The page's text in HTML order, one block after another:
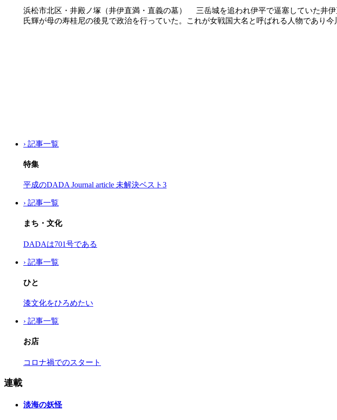
浜松市北区・井殿ノ塚（井伊直満・直義の墓） 三岳城を追われ伊平で逼塞していた井
氏輝が母の寿桂尼の後見で政治を行っていた。これが女戦国大名と呼ばれる人物であ
› 記事一覧
特集
平成のDADA Journal article 未解決ベスト3
› 記事一覧
まち・文化
DADAは701号である
› 記事一覧
ひと
漆文化をひろめたい
› 記事一覧
お店
コロナ禍でのスタート
連載
淡海の妖怪